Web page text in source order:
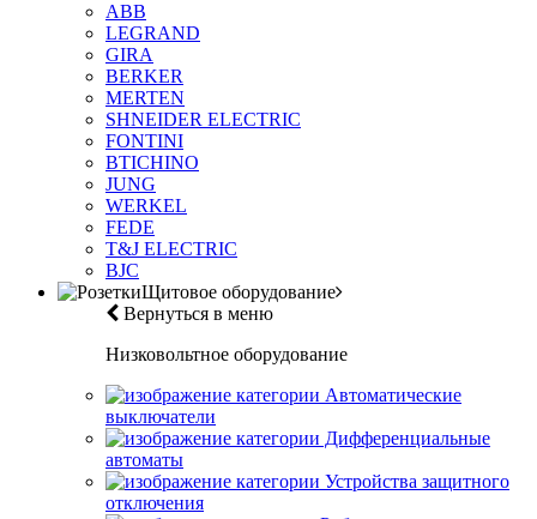
ABB
LEGRAND
GIRA
BERKER
MERTEN
SHNEIDER ELECTRIC
FONTINI
BTICHINO
JUNG
WERKEL
FEDE
T&J ELECTRIC
BJC
Щитовое оборудование
Вернуться в меню
Низковольтное оборудование
Автоматические
выключатели
Дифференциальные
автоматы
Устройства защитного
отключения